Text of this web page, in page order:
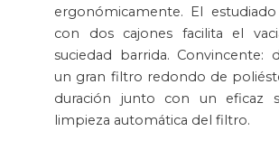
ergonómicamente. El
con dos cajones facilita el
suciedad barrida. Convincente:
un gran filtro redondo de
duración junto con un eficaz
limpieza automática del filtro.